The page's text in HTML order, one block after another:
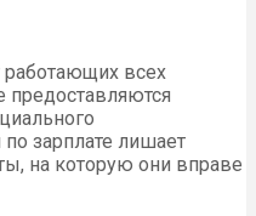
всех
предоставляются
по зарплате лишает
на которую они вправе